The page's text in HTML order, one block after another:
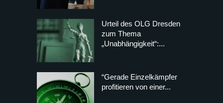
Urteil des OLG Dresden
zum Thema
„Unabhängigkeit“:...
“Gerade Einzelkämpfer
profitieren von einer...